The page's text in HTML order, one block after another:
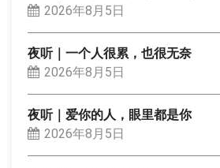
2026年8月5日
夜听｜一个人很累，也很无奈
2026年8月5日
夜听｜爱你的人，眼里都是你
2026年8月5日